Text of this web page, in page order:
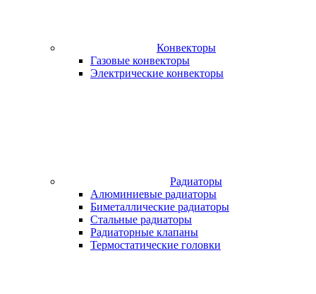
Конвекторы
Газовые конвекторы
Электрические конвекторы
Радиаторы
Алюминиевые радиаторы
Биметаллические радиаторы
Стальные радиаторы
Радиаторные клапаны
Термостатические головки